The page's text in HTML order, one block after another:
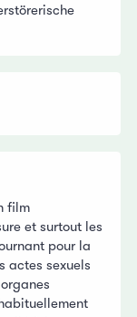
film
et surtout les
pour la
actes sexuels